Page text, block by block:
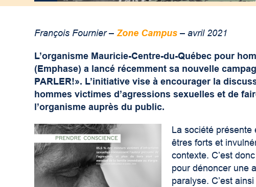
François Fournier –Zone Campus – avril 2021
L’organisme Mauricie-Centre-du-Québec pour
( Emphase) a lancé récemment sa nouvelle
PARLER!». L’initiative vise à encourager la
hommes victimes d’agressions sexuelles et de
l’organisme auprès du public.
La société
êtres forts et
contexte. C’est
pour dénoncer une
paralyse. C’est